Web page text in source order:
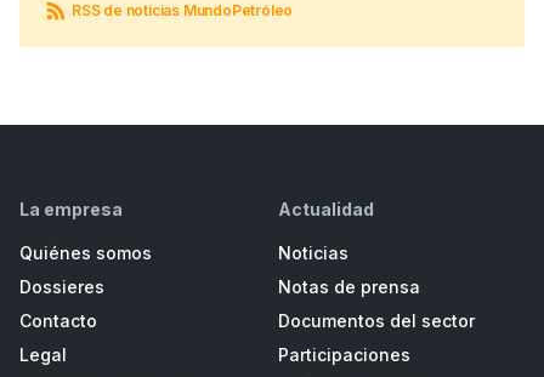
RSS de noticias MundoPetróleo
La empresa
Quiénes somos
Dossieres
Contacto
Legal
Actualidad
Noticias
Notas de prensa
Documentos del sector
Participaciones